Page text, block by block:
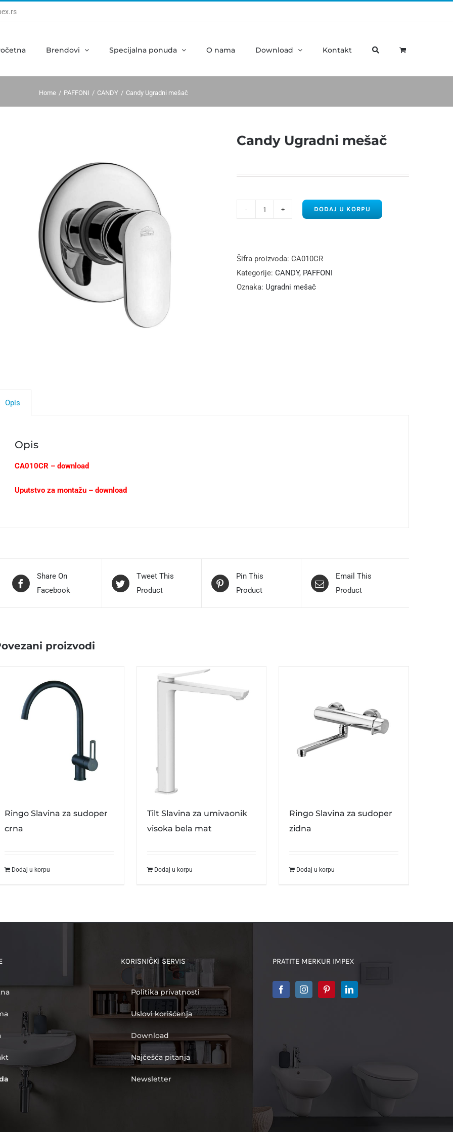
Brendovi Specijalna ponuda O nama Download Kontakt
Home PAFFONI CANDY Candy Ugradni mešač
Candy Ugradni mešač
količina
DODAJ U KORPU
Šifra proizvoda: CA010CR
Kategorije:CANDY, PAFFONI
Oznaka: Ugradni mešač
Opis
Opis
CA010CR – download
Uputstvo za montažu – download
Share On
Facebook
Tweet This
Product
Pin This
Product
Email This
Product
proizvodi
Ringo Slavina za sudoper
crna
Dodaj u korpu
Tilt Slavina za umivaonik
visoka bela mat
Dodaj u korpu
Ringo Slavina za sudoper
zidna
Dodaj u korpu
KORISNIČKI SERVIS
Politika privatnosti
Uslovi korišćenja
Download
Najčešća pitanja
Newsletter
PRATITE MERKUR IMPEX